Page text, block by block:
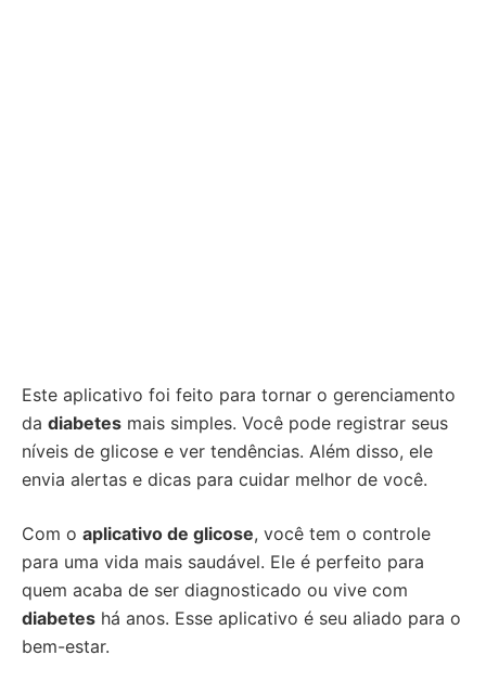
Este aplicativo foi feito para tornar o gerenciamento
da diabetes mais simples. Você pode registrar seus
níveis de glicose e ver tendências. Além disso, ele
envia alertas e dicas para cuidar melhor de você.
Com o aplicativo de glicose, você tem o controle
para uma vida mais saudável. Ele é perfeito para
quem acaba de ser diagnosticado ou vive com
diabetes há anos. Esse aplicativo é seu aliado para o
bem-estar.